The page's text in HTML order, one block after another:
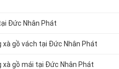
Đức Nhân Phát
gồ vách tại Đức Nhân Phát
gồ mái tại Đức Nhân Phát